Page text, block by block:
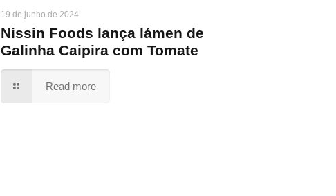
19 de junho de 2024
Nissin Foods lança lámen de
Galinha Caipira com Tomate
Read more